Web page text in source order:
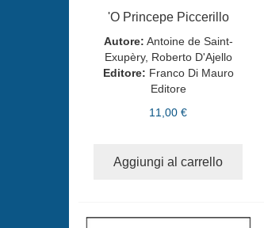
'O Princepe Piccerillo
Autore: Antoine de Saint-
Exupèry, Roberto D'Ajello
Editore: Franco Di Mauro
Editore
11,00 €
Aggiungi al carrello